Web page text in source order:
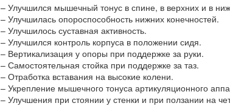
– Улучшился мышечный тонус в спине, в верхних и в
– Улучшилась опороспособность нижних конечностей.
– Улучшилось суставная активность.
– Улучшился контроль корпуса в положении сидя.
– Вертикализация у опоры при поддержке за руки.
– Самостоятельная стойка при поддержке за таз.
– Отработка вставания на высокие колени.
– Укрепление мышечного тонуса артикуляционного
– Улучшения при стоянии у стенки и при ползании на